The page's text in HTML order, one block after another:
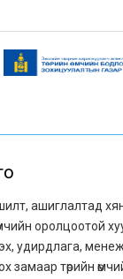
ашиглалтад
оролцоотой
удирдлага,
замаар төрийн